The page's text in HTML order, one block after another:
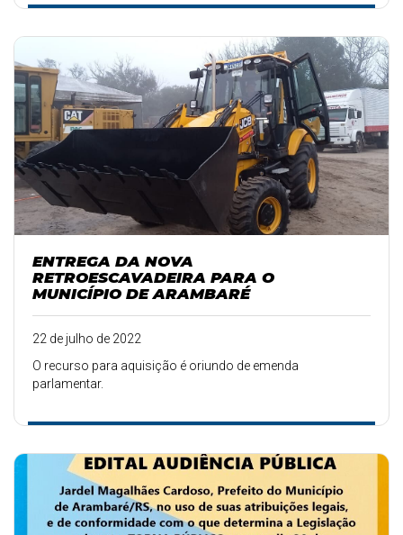
ENTREGA DA NOVA
RETROESCAVADEIRA PARA O
MUNICÍPIO DE ARAMBARÉ
22 de julho de 2022
O recurso para aquisição é oriundo de emenda
parlamentar.